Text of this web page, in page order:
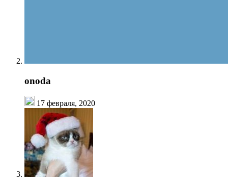
onoda
17 февраля, 2020